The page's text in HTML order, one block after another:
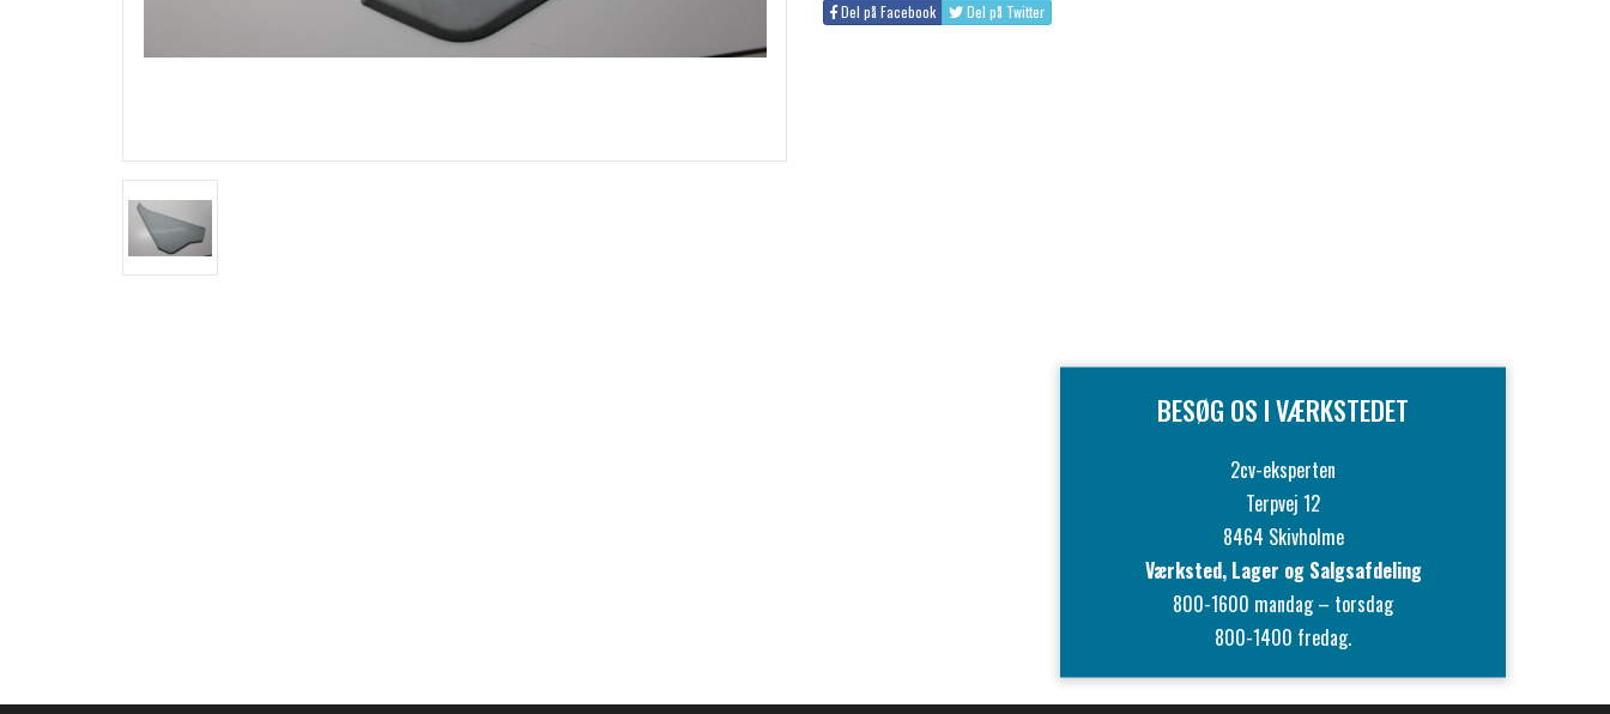
Del på Facebook Del på Twitter
BESØG OS I VÆRKSTEDET
2cv-eksperten
Terpvej 12
8464 Skivholme
Værksted, Lager og Salgsafdeling
800-1600 mandag – torsdag
800-1400 fredag.